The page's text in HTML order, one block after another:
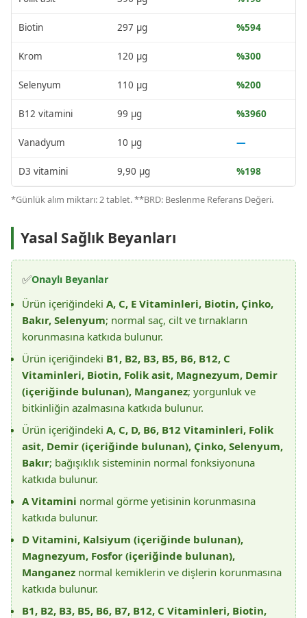
Biotin 297 µg %594
Krom 120 µg %300
Selenyum 110 µg %200
B12 vitamini 99 µg %3960
Vanadyum 10 µg —
D3 vitamini 9,90 µg %198
*Günlük alım miktarı: 2 tablet. **BRD: Beslenme Referans Değeri.
Yasal Sağlık Beyanları
✅Onaylı Beyanlar
Ürün içeriğindeki A, C, E Vitaminleri, Biotin, Çinko,
Bakır, Selenyum; normal saç, cilt ve tırnakların
korunmasına katkıda bulunur.
Ürün içeriğindeki B1, B2, B3, B5, B6, B12, C
Vitaminleri, Biotin, Folik asit, Magnezyum, Demir
(içeriğinde bulunan), Manganez; yorgunluk ve
bitkinliğin azalmasına katkıda bulunur.
Ürün içeriğindeki A, C, D, B6, B12 Vitaminleri, Folik
asit, Demir (içeriğinde bulunan), Çinko, Selenyum,
Bakır; bağışıklık sisteminin normal fonksiyonuna
katkıda bulunur.
A Vitamini normal görme yetisinin korunmasına
katkıda bulunur.
D Vitamini, Kalsiyum (içeriğinde bulunan),
Magnezyum, Fosfor (içeriğinde bulunan),
Manganez normal kemiklerin ve dişlerin korunmasına
katkıda bulunur.
B1, B2, B3, B5, B6, B7, B12, C Vitaminleri, Biotin,